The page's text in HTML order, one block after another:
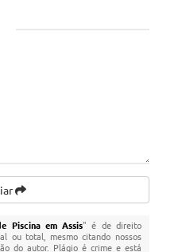
Piscina em Assis" é de direito
ou total, mesmo citando nossos
do autor. Plágio é crime e está